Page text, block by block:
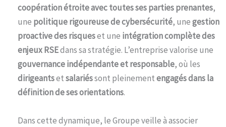
coopération étroite avec toutes ses parties prenantes,
une politique rigoureuse de cybersécurité, unegestion
proactive des risqueset une intégration complète des
enjeux RSEdans sa stratégie. L’entreprise valorise une
gouvernance indépendante et responsable, où les
dirigeantsetsalariéssont pleinementengagés dans la
définition de ses orientations.
Dans cette dynamique, le Groupe veille à associer